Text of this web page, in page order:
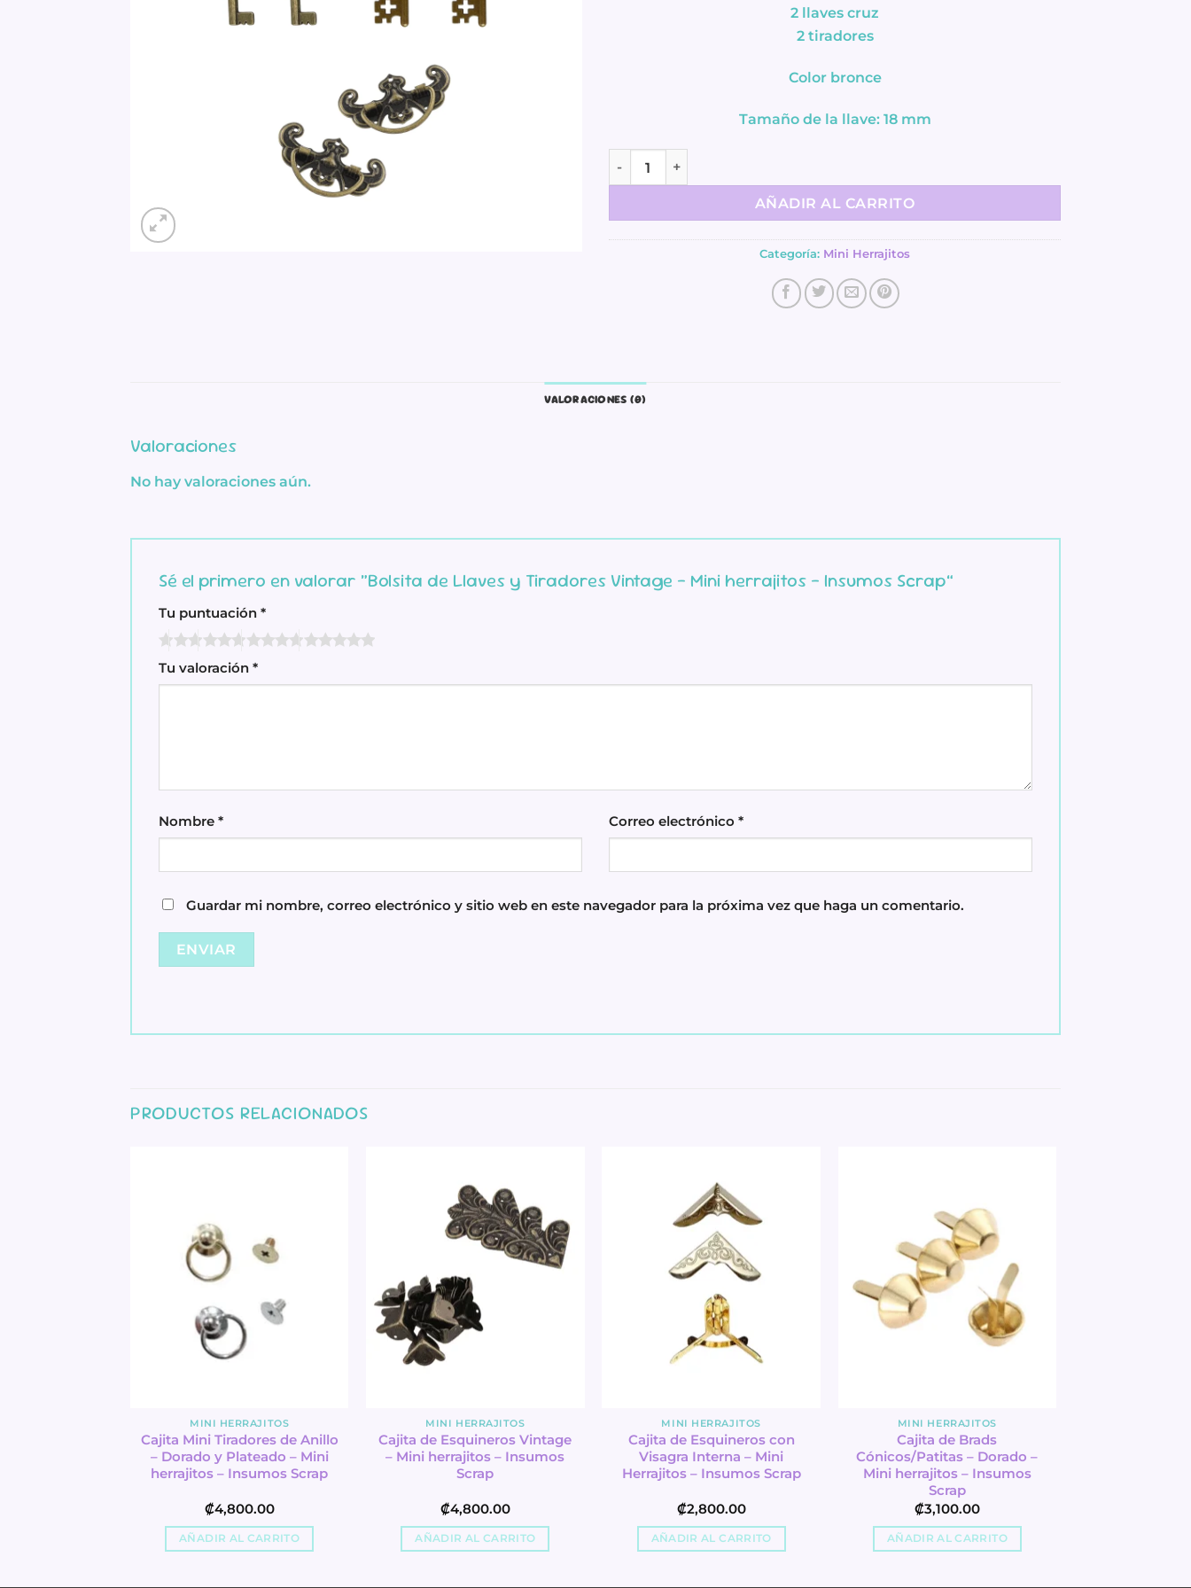
2 llaves cruz
2 tiradores
Color bronce
Tamaño de la llave: 18 mm
AÑADIR AL CARRITO
Categoría: Mini Herrajitos
VALORACIONES (0)
Valoraciones
No hay valoraciones aún.
Sé el primero en valorar “Bolsita de Llaves y Tiradores Vintage – Mini herrajitos – Insumos Scrap”
Tu puntuación *
Tu valoración *
Nombre * Correo electrónico *
Guardar mi nombre, correo electrónico y sitio web en este navegador para la próxima vez que haga un comentario.
PRODUCTOS RELACIONADOS
MINI HERRAJITOS
Cajita Mini Tiradores de Anillo
– Dorado y Plateado – Mini
herrajitos – Insumos Scrap
₡4,800.00
AÑADIR AL CARRITO
MINI HERRAJITOS
Cajita de Esquineros Vintage
– Mini herrajitos – Insumos
Scrap
₡4,800.00
AÑADIR AL CARRITO
MINI HERRAJITOS
Cajita de Esquineros con
Visagra Interna – Mini
Herrajitos – Insumos Scrap
₡2,800.00
AÑADIR AL CARRITO
MINI HERRAJITOS
Cajita de Brads
Cónicos/Patitas – Dorado –
Mini herrajitos – Insumos
Scrap
₡3,100.00
AÑADIR AL CARRITO